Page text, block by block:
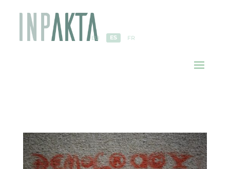
EU ES FR